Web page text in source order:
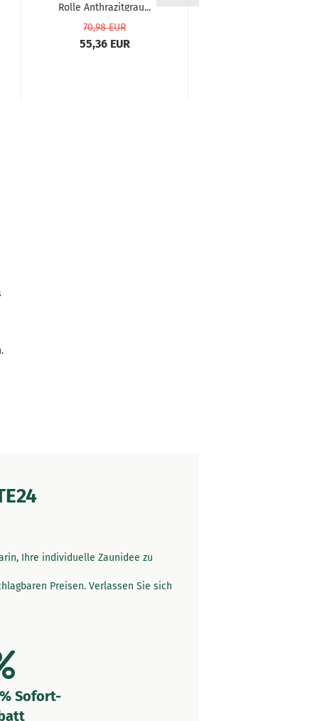
Rolle Anthrazitgrau...
70,98 EUR
55,36 EUR
Ihre individuelle Zaunidee zu
Preisen. Verlassen Sie sich
Sofort-